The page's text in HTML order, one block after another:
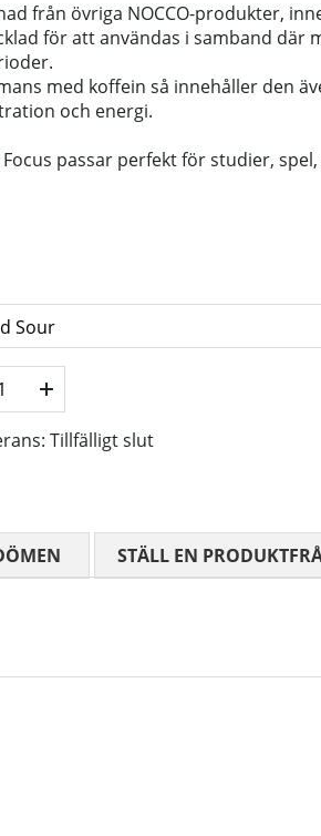
från övriga NOCCO-produkter,
för att användas i samband där
med koffein så innehåller den
och energi.
Focus passar perfekt för studier,
Tillfälligt slut
MEDELBETYG 0 AV 5 ANTAL
STÄLL EN